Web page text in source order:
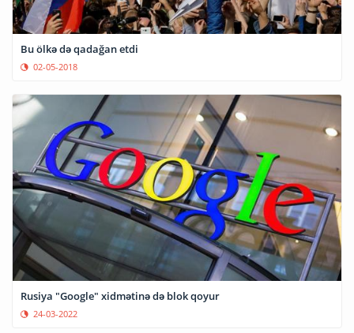
Bu ölkə də qadağan etdi
02-05-2018
Rusiya "Google" xidmətinə də blok qoyur
24-03-2022